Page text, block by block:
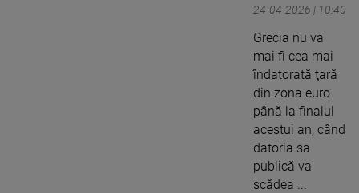
24-04-2026 | 10:40
Grecia nu va
mai fi cea mai
îndatorată ţară
din zona euro
până la finalul
acestui an, când
datoria sa
publică va
scădea ...